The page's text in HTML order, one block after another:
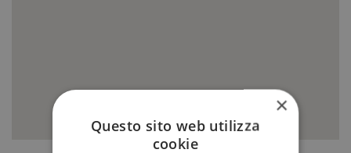
×
Questo sito web utilizza
cookie